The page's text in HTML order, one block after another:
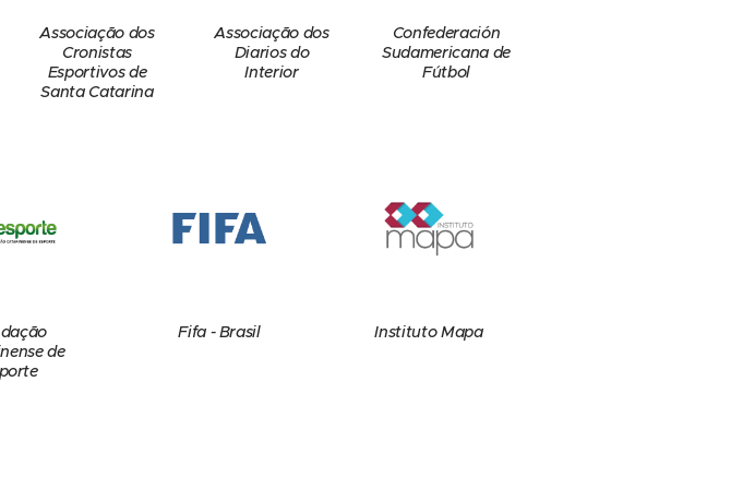
Associação dos
Cronistas
Esportivos de
Santa Catarina
Associação dos
Diarios do
Interior
Confederación
Sudamericana de
Fútbol
de
Fifa - Brasil Instituto Mapa